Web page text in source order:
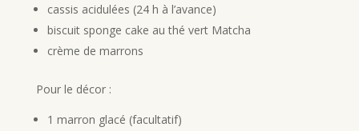
cassis acidulées (24 h à l’avance)
biscuit sponge cake au thé vert Matcha
crème de marrons
Pour le décor :
1 marron glacé (facultatif)